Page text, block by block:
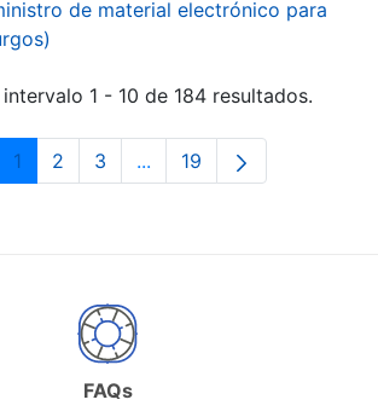
de material electrónico para
1 - 10 de 184 resultados.
Página
1 Página
2 Página
3 ...Páginas intermedias Use
Página
19
FAQs